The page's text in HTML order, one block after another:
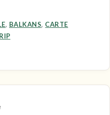
, BALKANS, CARTE